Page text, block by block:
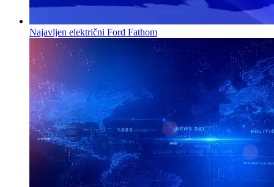
Najavljen električni Ford Fathom